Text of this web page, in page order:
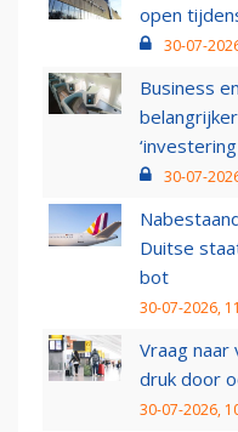
open
30-07-
Business
30-07-
Duitse
bot
30-07-2026,
Vraag
druk door
30-07-2026,